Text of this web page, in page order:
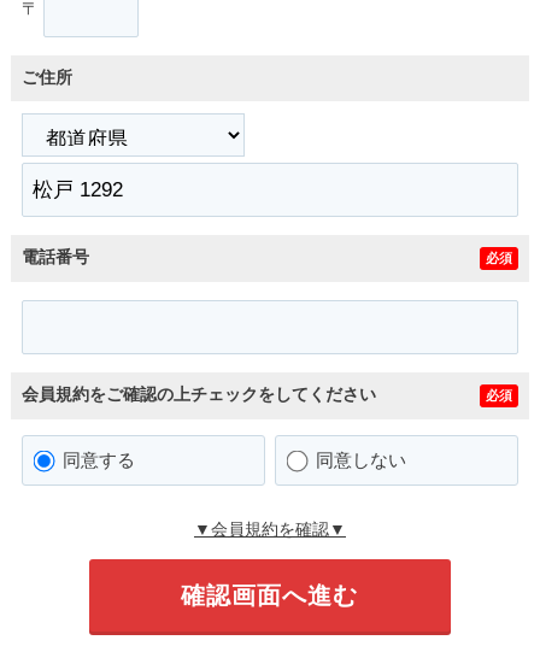
〒
ご住所
電話番号 必須
会員規約をご確認の上チェックをしてください 必須
同意する 同意しない
▼会員規約を確認▼